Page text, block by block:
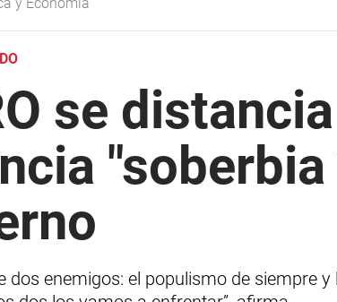
se
dos enemigos: el populismo de siempre